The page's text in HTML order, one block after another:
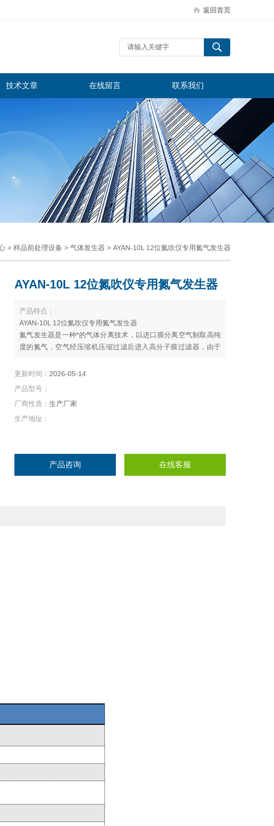
返回首页
技术文章 在线留言 联系我们
> 样品前处理设备 > 气体发生器 > AYAN-10L 12位氮吹仪专用氮气发生器
AYAN-10L 12位氮吹仪专用氮气发生器
产品特点：
AYAN-10L 12位氮吹仪专用氮气发生器
氮气发生器是一种*的气体分离技术，以进口膜分离空气制取高纯
度的氮气，空气经压缩机压缩过滤后进入高分子膜过滤器，由于
对渗透速率不同，在一定压力条件下，利用氧和氮等不同性质的
更新时间： 2026-05-14
产品型号：
厂商性质： 生产厂家
生产地址：
产品咨询 在线客服